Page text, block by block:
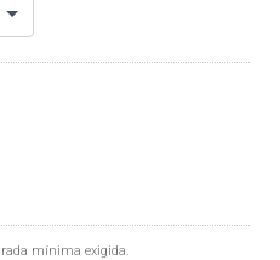
mínima exigida.